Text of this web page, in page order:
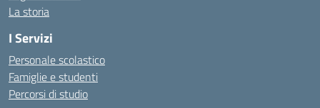
La storia
I Servizi
Personale scolastico
Famiglie e studenti
Percorsi di studio